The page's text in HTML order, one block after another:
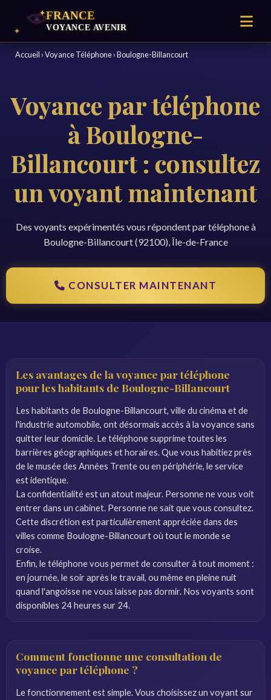
Accueil ›Voyance Téléphone›Boulogne-Billancourt
Voyance par téléphone
à Boulogne-
Billancourt : consultez
un voyant maintenant
Des voyants expérimentés vous répondent par téléphone à
Boulogne-Billancourt (92100), Île-de-France
CONSULTER MAINTENANT
Les avantages de la voyance par téléphone
pour les habitants de Boulogne-Billancourt
Les habitants de Boulogne-Billancourt, ville du cinéma et de
l'industrie automobile, ont désormais accès à la voyance sans
quitter leur domicile. Le téléphone supprime toutes les
barrières géographiques et horaires. Que vous habitiez près
de le musée des Années Trente ou en périphérie, le service
est identique.
La confidentialité est un atout majeur. Personne ne vous voit
entrer dans un cabinet. Personne ne sait que vous consultez.
Cette discrétion est particulièrement appréciée dans des
villes comme Boulogne-Billancourt où tout le monde se
croise.
Enfin, le téléphone vous permet de consulter à tout moment :
en journée, le soir après le travail, ou même en pleine nuit
quand l'angoisse ne vous laisse pas dormir. Nos voyants sont
disponibles 24 heures sur 24.
Comment fonctionne une consultation de
voyance par téléphone ?
Le fonctionnement est simple. Vous choisissez un voyant sur